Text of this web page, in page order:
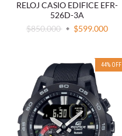
RELOJ CASIO EDIFICE EFR-
526D-3A
$850.000
$599.000
44% OFF